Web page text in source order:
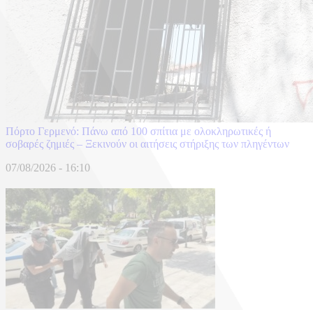
Πόρτο Γερμενό: Πάνω από 100 σπίτια με ολοκληρωτικές ή
σοβαρές ζημιές – Ξεκινούν οι αιτήσεις στήριξης των πληγέντων
07/08/2026 - 16:10